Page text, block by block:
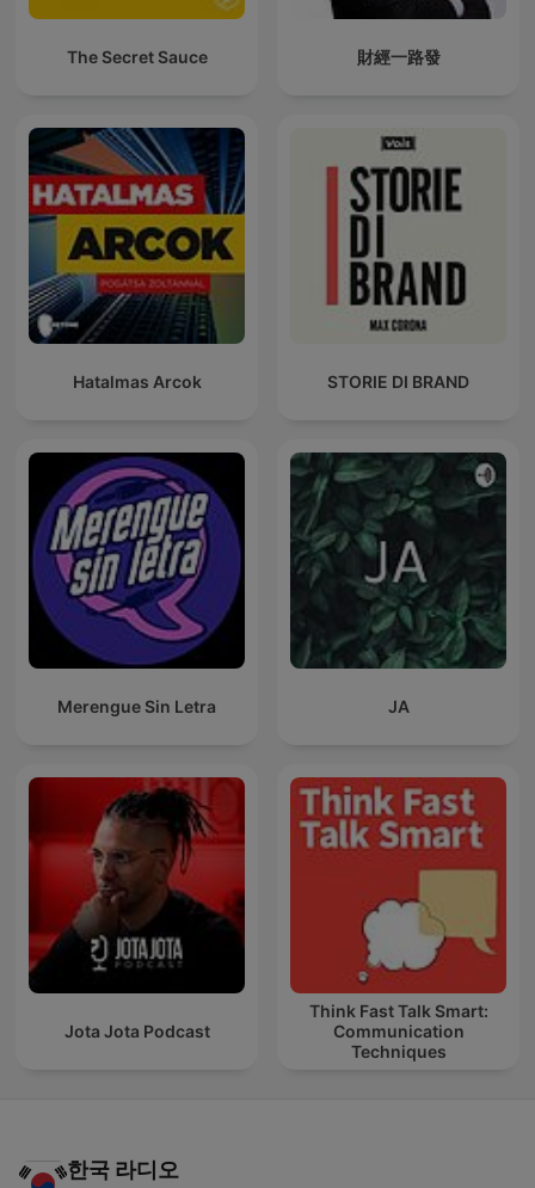
The Secret Sauce 財經一路發
Hatalmas Arcok STORIE DI BRAND
Merengue Sin Letra JA
Jota Jota Podcast
Think Fast Talk Smart:
Communication
Techniques
한국 라디오